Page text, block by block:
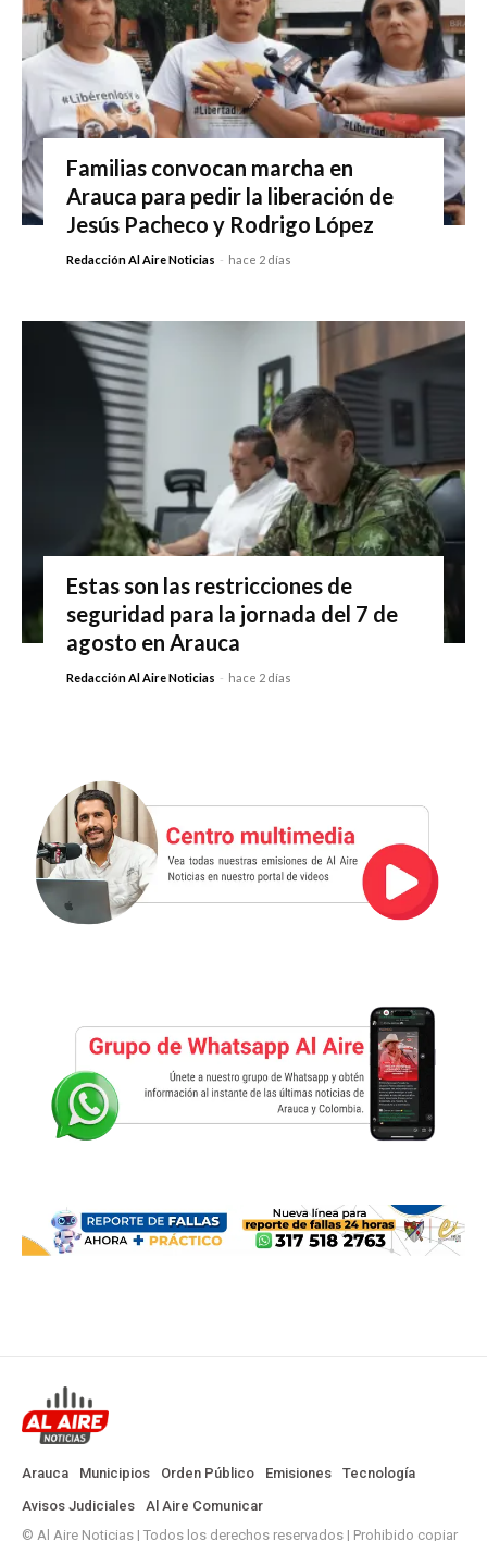
Familias convocan marcha en
Arauca para pedir la liberación de
Jesús Pacheco y Rodrigo López
Redacción Al Aire Noticias - hace 2 días
Estas son las restricciones de
seguridad para la jornada del 7 de
agosto en Arauca
Redacción Al Aire Noticias - hace 2 días
Arauca Municipios Orden Público Emisiones
Tecnología
Avisos Judiciales
Al Aire Comunicar
© Al Aire Noticias | Todos los derechos reservados | Prohibido copiar